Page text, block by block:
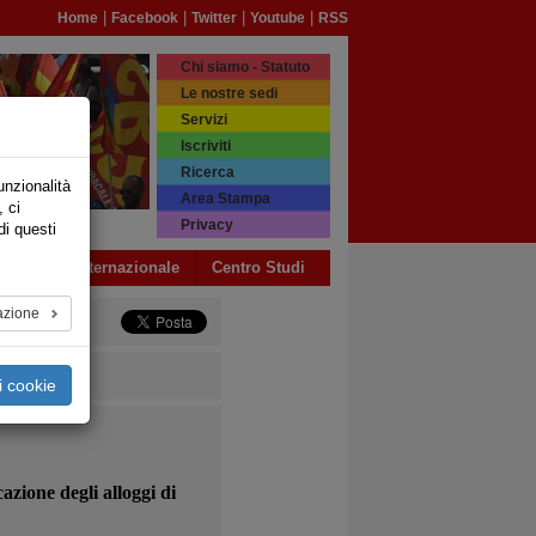
Home Facebook Twitter Youtube RSS
Chi siamo - Statuto
Le nostre sedi
Servizi
Iscriviti
Ricerca
Area Stampa
Privacy
Internazionale Centro Studi
degli alloggi di
ci
questi
cookie